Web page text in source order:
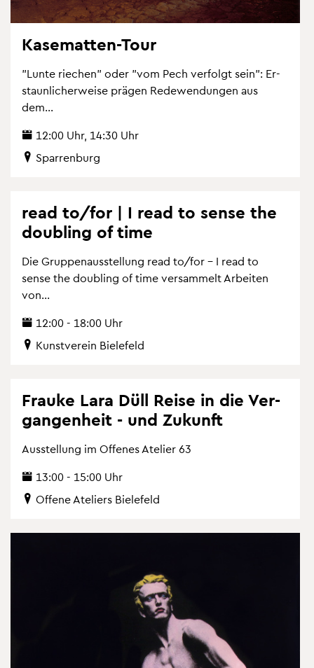
Ka­se­mat­ten-Tour
"Lunte rie­chen" oder "vom Pech ver­folgt sein": Er­
staun­li­cher­wei­se prä­gen Re­de­wen­dun­gen aus
dem...
12:00 Uhr, 14:30 Uhr
Spar­ren­burg
read to/for | I read to sense the
dou­bling of time
Die Grup­pen­aus­stel­lung read to/for – I read to
sense the dou­bling of time ver­sam­melt Ar­bei­ten
von...
12:00 - 18:00 Uhr
Kunst­ver­ein Bie­le­feld
Frau­ke Lara Düll Reise in die Ver­
gan­gen­heit - und Zu­kunft
Aus­stel­lung im Of­fe­nes Ate­lier 63
13:00 - 15:00 Uhr
Of­fe­ne Ate­liers Bie­le­feld